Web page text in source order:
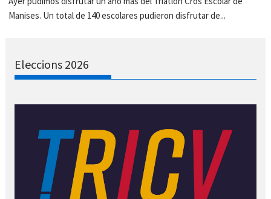
Manises. Un total de 140 escolares pudieron disfrutar de...
Eleccions 2026